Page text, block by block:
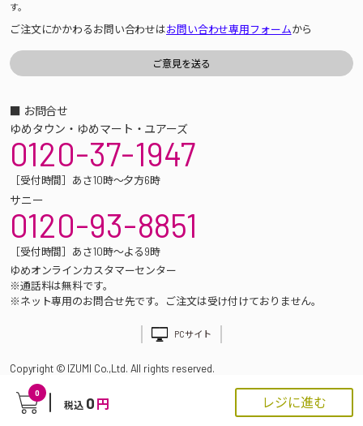
0
税込 0 円 レジに進む
す。
ご注文にかかわるお問い合わせはお問い合わせ専用フォームから
■ お問合せ
ゆめタウン・ゆめマート・ユアーズ
0120-37-1947
［受付時間］あさ10時～夕方6時
サニー
0120-93-8851
［受付時間］あさ10時～よる9時
ゆめオンラインカスタマーセンター
※通話料は無料です。
※ネット専用のお問合せ先です。ご注文は受け付けておりません。
PCサイト
Copyright © IZUMI Co.,Ltd. All rights reserved.